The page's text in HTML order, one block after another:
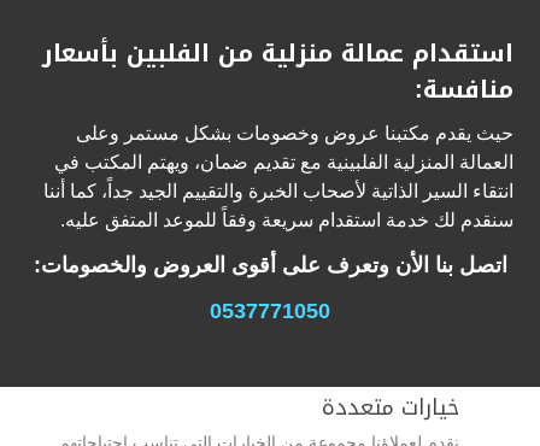
استقدام عمالة منزلية من الفلبين بأسعار
منافسة:
حيث يقدم مكتبنا عروض وخصومات بشكل مستمر وعلى
العمالة المنزلية الفلبينية مع تقديم ضمان، ويهتم المكتب في
انتقاء السير الذاتية لأصحاب الخبرة والتقييم الجيد جداً، كما أننا
سنقدم لك خدمة استقدام سريعة وفقاً للموعد المتفق عليه.
اتصل بنا الأن وتعرف على أقوى العروض والخصومات:
0537771050
خيارات متعددة